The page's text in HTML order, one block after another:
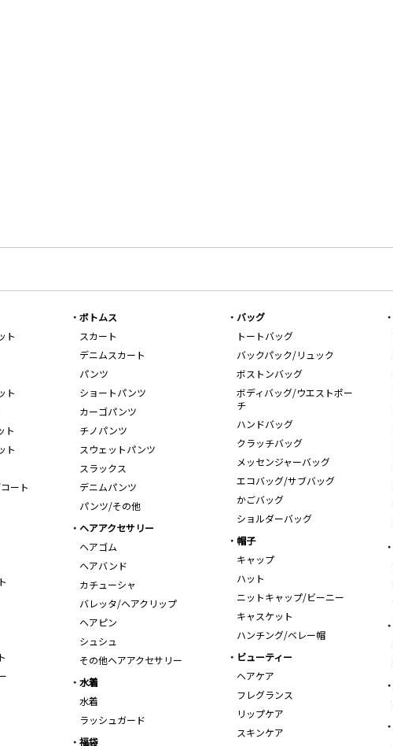
ト
ト
ト
ト
ート
ボトムス
スカート
デニムスカート
パンツ
ショートパンツ
カーゴパンツ
チノパンツ
スウェットパンツ
スラックス
デニムパンツ
パンツ/その他
バッグ
トートバッグ
バックパック/リュック
ボストンバッグ
ボディバッグ/ウエストポー
チ
ハンドバッグ
クラッチバッグ
メッセンジャーバッグ
エコバッグ/サブバッグ
かごバッグ
ショルダーバッグ
ヘアアクセサリー
ヘアゴム
ヘアバンド
カチューシャ
バレッタ/ヘアクリップ
ヘアピン
シュシュ
その他ヘアアクセサリー
帽子
キャップ
ハット
ニットキャップ/ビーニー
キャスケット
ハンチング/ベレー帽
ビューティー
ヘアケア
フレグランス
リップケア
スキンケア
水着
水着
ラッシュガード
福袋